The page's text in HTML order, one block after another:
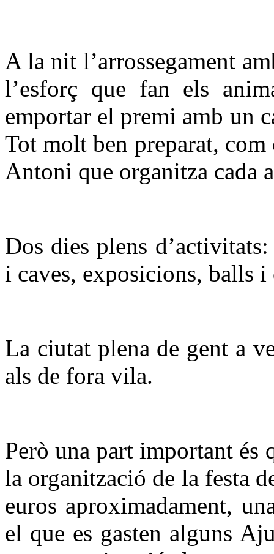
A la nit l’arrossegament
l’esforç que fan els
emportar el premi amb un
Tot molt ben preparat, com
Antoni que organitza cada
Dos dies plens
i caves, exposicions, balls i
La ciutat plena de gent a
als de fora vila.
Però una part important és
la organització de la festa
euros aproximadament,
el que es gasten alguns